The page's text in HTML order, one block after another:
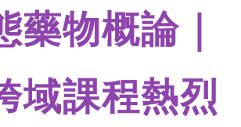
藥物概論｜
域課程熱烈